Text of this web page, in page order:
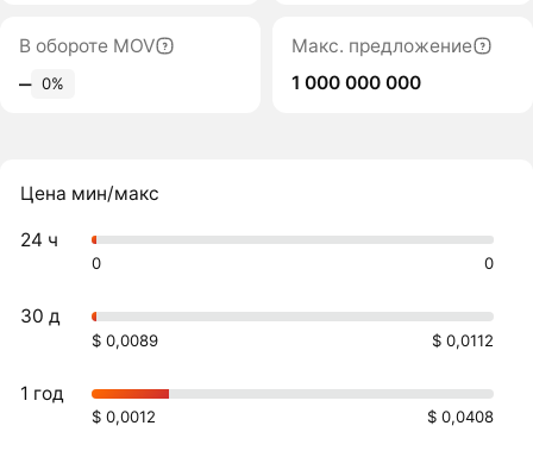
В обороте MOV
‒ 0%
Макс. предложение
1 000 000 000
Цена мин/макс
24 ч
0 0
30 д
$ 0,0089 $ 0,0112
1 год
$ 0,0012 $ 0,0408